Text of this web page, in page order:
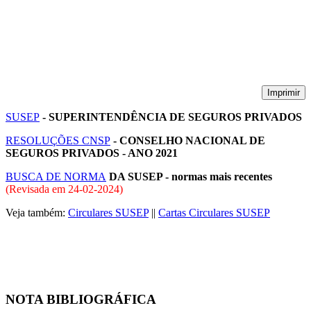
Imprimir
SUSEP - SUPERINTENDÊNCIA DE SEGUROS PRIVADOS
RESOLUÇÕES CNSP - CONSELHO NACIONAL DE
SEGUROS PRIVADOS - ANO 2021
BUSCA DE NORMA DA SUSEP - normas mais recentes
(Revisada em 24-02-2024)
Veja também: Circulares SUSEP|| Cartas Circulares SUSEP
NOTA BIBLIOGRÁFICA